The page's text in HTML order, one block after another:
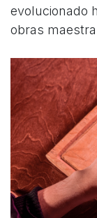
evolucionado
obras